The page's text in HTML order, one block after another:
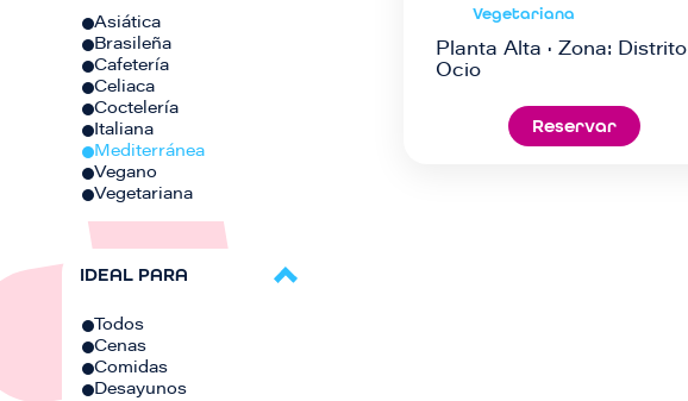
Asiática
Brasileña
Cafetería
Celiaca
Coctelería
Italiana
Mediterránea
Vegano
Vegetariana
IDEAL PARA
Todos
Cenas
Comidas
Desayunos
Vegetariana
Planta Alta · Zona: Distrito
Ocio
Reservar